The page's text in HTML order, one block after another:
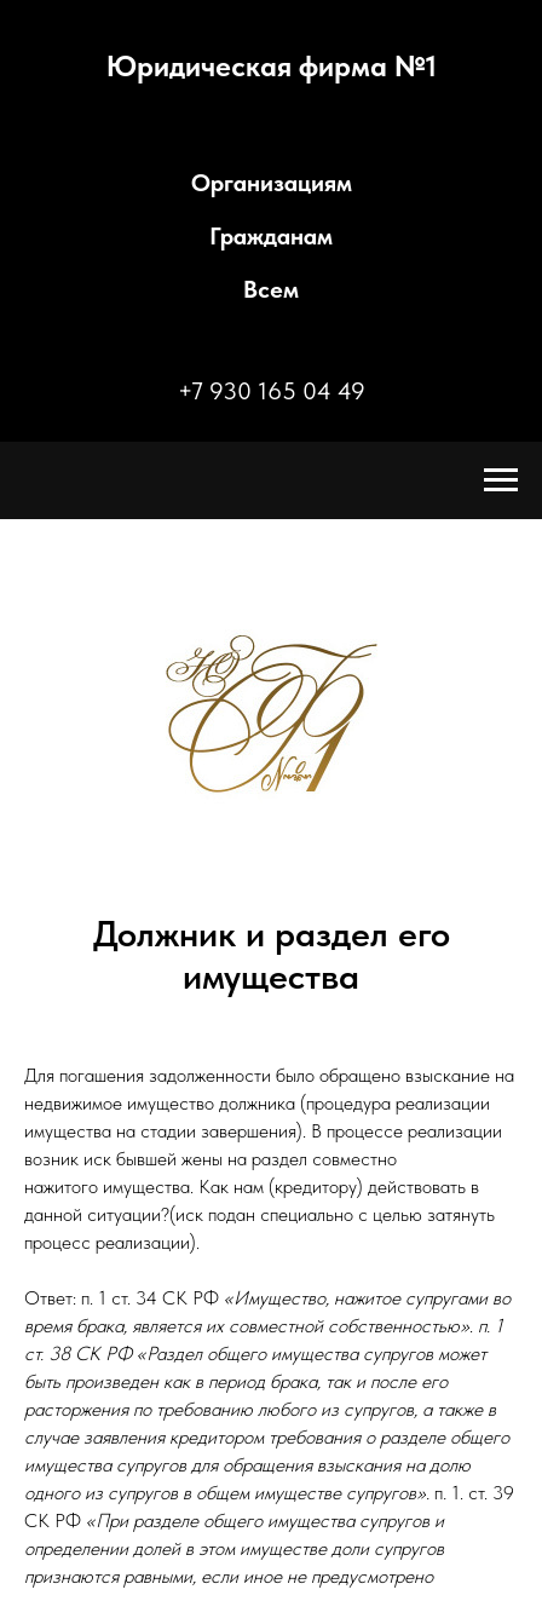
Юридическая фирма №1
Организациям
Гражданам
Всем
+7 930 165 04 49
Должник и раздел его
имущества
Для погашения задолженности было обращено взыскание на
недвижимое имущество должника (процедура реализации
имущества на стадии завершения). В процессе реализации
возник иск бывшей жены на раздел совместно
нажитого имущества. Как нам (кредитору) действовать в
данной ситуации?(иск подан специально с целью затянуть
процесс реализации).
Ответ: п. 1 ст. 34 СК РФ «Имущество, нажитое супругами во
время брака, является их совместной собственностью». п. 1
ст. 38 СК РФ «Раздел общего имущества супругов может
быть произведен как в период брака, так и после его
расторжения по требованию любого из супругов, а также в
случае заявления кредитором требования о разделе общего
имущества супругов для обращения взыскания на долю
одного из супругов в общем имуществе супругов». п. 1. ст. 39
СК РФ «При разделе общего имущества супругов и
определении долей в этом имуществе доли супругов
признаются равными, если иное не предусмотрено